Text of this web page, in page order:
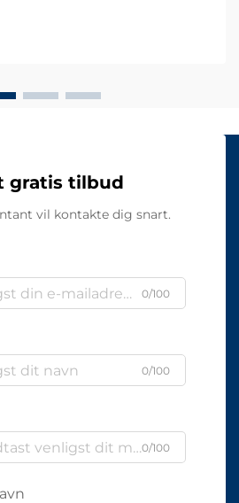
gratis tilbud
vil kontakte dig snart.
0/100
0/100
0/100